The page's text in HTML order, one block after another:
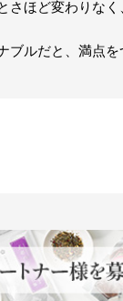
さほど変わりなく
ブルだと、満点